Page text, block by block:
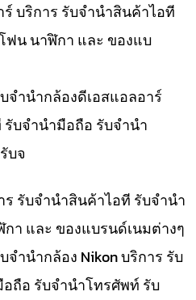
บริการ รับจำนำสินค้าไอที
ฟน นาฬิกา และ ของแบ
จำนำกล้องดีเอสแอลอาร์
บจำนำมือถือ รับจำนำ
บจ
ร รับจำนำสินค้าไอที รับจำนำ
า และ ของแบรนด์เนมต่างๆ
ำนำกล้อง Nikon บริการ รับ
ถือ รับจำนำโทรศัพท์ รับ